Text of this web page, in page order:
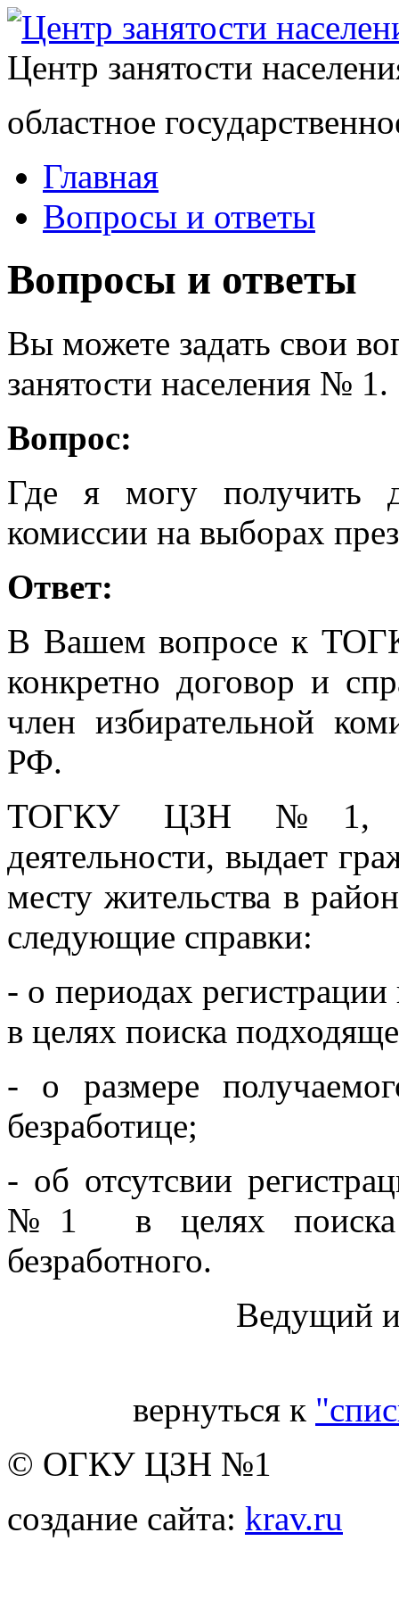
Центр занятости
областное
Главная
Вопросы и ответы
Вопросы и ответы
Вы можете задать свои
занятости населения № 1.
Вопрос:
Где я могу получить
комиссии на выборах
Ответ:
В Вашем вопросе к
конкретно договор и
член избирательной
РФ.
ТОГКУ ЦЗН №1,
деятельности, выдает
месту жительства в
следующие справки:
- о периодах
в целях поиска
- о размере
безработице;
- об отсутсвии
№1 в целях поиска
безработного.
Ведущий
вернуться к
© ОГКУ ЦЗН №1
создание сайта: krav.ru